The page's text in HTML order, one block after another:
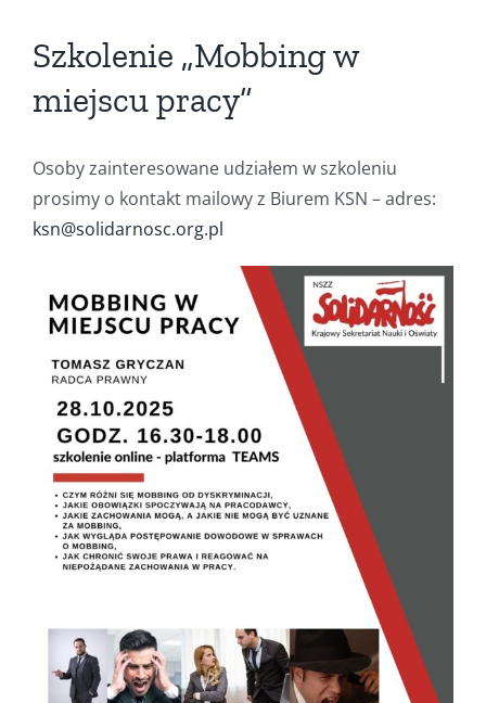
Szkolenie „Mobbing w
miejscu pracy”
Osoby zainteresowane udziałem w szkoleniu
prosimy o kontakt mailowy z Biurem KSN – adres:
ksn@solidarnosc.org.pl